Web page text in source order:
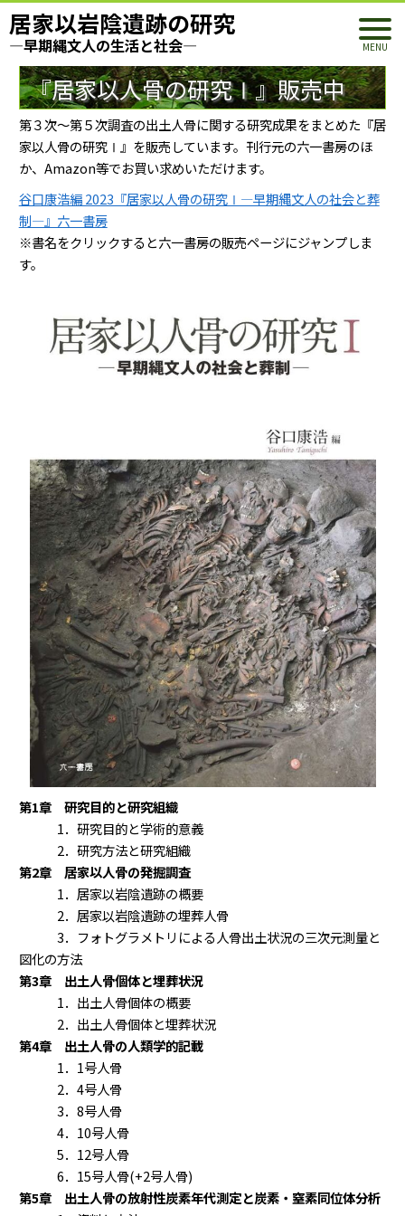
居家以岩陰遺跡の研究
―早期縄文人の生活と社会―
『居家以人骨の研究Ⅰ』販売中
第３次～第５次調査の出土人骨に関する研究成果をまとめた『居
家以人骨の研究Ⅰ』を販売しています。刊行元の六一書房のほ
か、Amazon等でお買い求めいただけます。
谷口康浩編 2023『居家以人骨の研究Ⅰ―早期縄文人の社会と葬
制―』六一書房
※書名をクリックすると六一書房の販売ページにジャンプしま
す。
第1章 研究目的と研究組織
1．研究目的と学術的意義
2．研究方法と研究組織
第2章 居家以人骨の発掘調査
1．居家以岩陰遺跡の概要
2．居家以岩陰遺跡の埋葬人骨
3．フォトグラメトリによる人骨出土状況の三次元測量と
図化の方法
第3章 出土人骨個体と埋葬状況
1．出土人骨個体の概要
2．出土人骨個体と埋葬状況
第4章 出土人骨の人類学的記載
1．1号人骨
2．4号人骨
3．8号人骨
4．10号人骨
5．12号人骨
6．15号人骨(+2号人骨)
第5章 出土人骨の放射性炭素年代測定と炭素・窒素同位体分析